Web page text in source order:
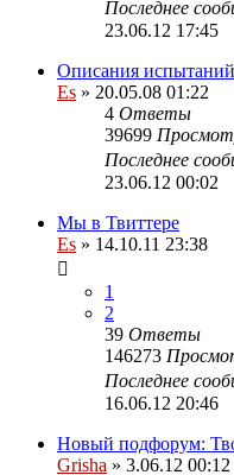
Последнее
23.06.12 17:45
Описания
Es » 20.05.08 01:22
4 Ответы
39699
Последнее
23.06.12 00:02
Мы в Твиттере
Es » 14.10.11 23:38
1
2
39 Ответы
146273
Последнее
16.06.12 20:46
Новый подфорум:
Grisha » 3.06.12 00:12